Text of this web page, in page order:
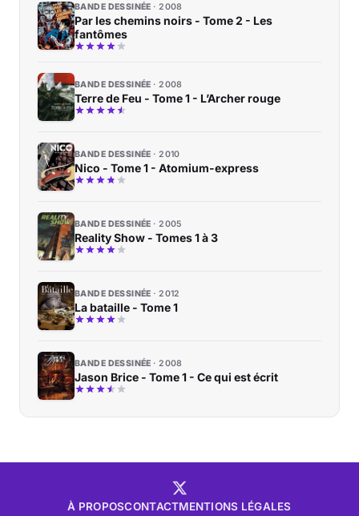
BANDE DESSINÉE 2008
Par les chemins noirs - Tome 2 - Les
fantômes
BANDE DESSINÉE 2008
Terre de Feu - Tome 1 - L’Archer rouge
BANDE DESSINÉE 2010
Nico - Tome 1 - Atomium-express
BANDE DESSINÉE 2005
Reality Show - Tomes 1 à 3
BANDE DESSINÉE 2012
La bataille - Tome 1
BANDE DESSINÉE 2008
Jason Brice - Tome 1 - Ce qui est écrit
À PROPOSCONTACTMENTIONS LÉGALES